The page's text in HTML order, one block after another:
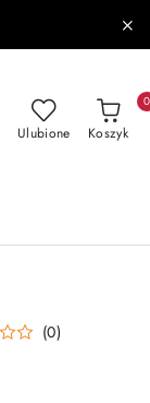
Ulubione Koszyk
0
(0)